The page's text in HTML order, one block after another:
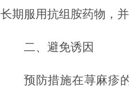
长期服用抗组胺药物，
二、避免诱因
预防措施在荨麻疹